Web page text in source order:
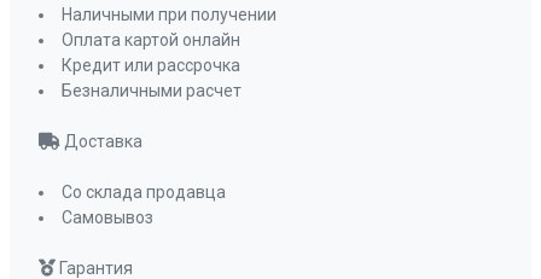
1 кВт
Мощность конфорок, кВт: задняя левая
1,75 кВт
1,75 кВт
ПРОМО Скидка
Наличными при получении
Оплата картой онлайн
Кредит или рассрочка
Безналичными расчет
Доставка
Со склада продавца
Самовывоз
Гарантия